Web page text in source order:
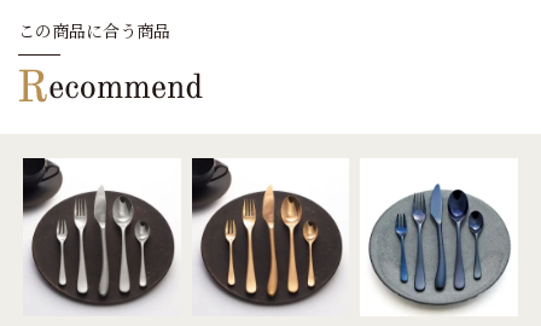
この商品に合う商品